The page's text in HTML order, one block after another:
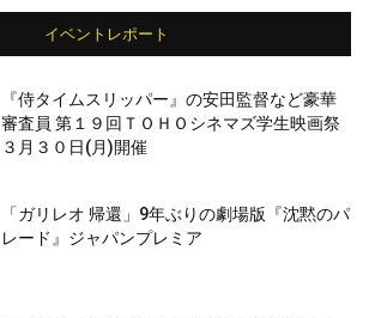
イベントレポート
『侍タイムスリッパー』の安田監督など豪華
審査員 第１９回ＴＯＨＯシネマズ学生映画祭
３月３０日(月)開催
「ガリレオ 帰還」9年ぶりの劇場版『沈黙のパ
レード』ジャパンプレミア